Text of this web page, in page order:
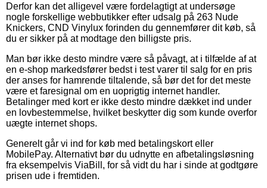
Derfor kan det alligevel være fordelagtigt at undersøge
nogle forskellige webbutikker efter udsalg på 263 Nude
Knickers, CND Vinylux forinden du gennemfører dit køb, så
du er sikker på at modtage den billigste pris.
Man bør ikke desto mindre være så påvagt, at i tilfælde af at
en e-shop markedsfører bedst i test varer til salg for en pris
der anses for hamrende tiltalende, så bør det for det meste
være et faresignal om en uoprigtig internet handler.
Betalinger med kort er ikke desto mindre dækket ind under
en lovbestemmelse, hvilket beskytter dig som kunde overfor
uægte internet shops.
Generelt går vi ind for køb med betalingskort eller
MobilePay. Alternativt bør du udnytte en afbetalingsløsning
fra eksempelvis ViaBill, for så vidt du har i sinde at godtgøre
prisen ude i fremtiden.